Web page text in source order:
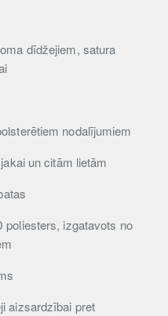
dīdžejiem, satura
nodalījumiem
un citām lietām
poliesters, izgatavots no
aizsardzībai pret